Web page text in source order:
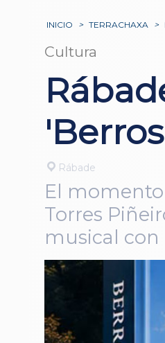
INICIO > TERRACHAXA >
Cultura
Rábade
El
Torres
musical con